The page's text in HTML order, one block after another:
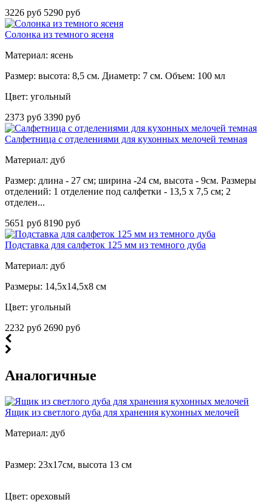
3226 руб 5290 руб
Солонка из темного ясеня
Материал: ясень
Размер: высота: 8,5 см. Диаметр: 7 см. Объем: 100 мл
Цвет: угольный
2373 руб 3390 руб
Салфетница с отделениями для кухонных мелочей темная
Материал: дуб
Размер: длина - 27 см; ширина -24 см, высота - 9см. Размеры
отделений: 1 отделение под салфетки - 13,5 х 7,5 см; 2
отделен...
5651 руб 8190 руб
Подставка для салфеток 125 мм из темного дуба
Материал: дуб
Размеры: 14,5x14,5x8 см
Цвет: угольный
2232 руб 2690 руб
Аналогичные
Ящик из светлого дуба для хранения кухонных мелочей
Материал: дуб
Размер: 23х17см, высота 13 см
Цвет: ореховый